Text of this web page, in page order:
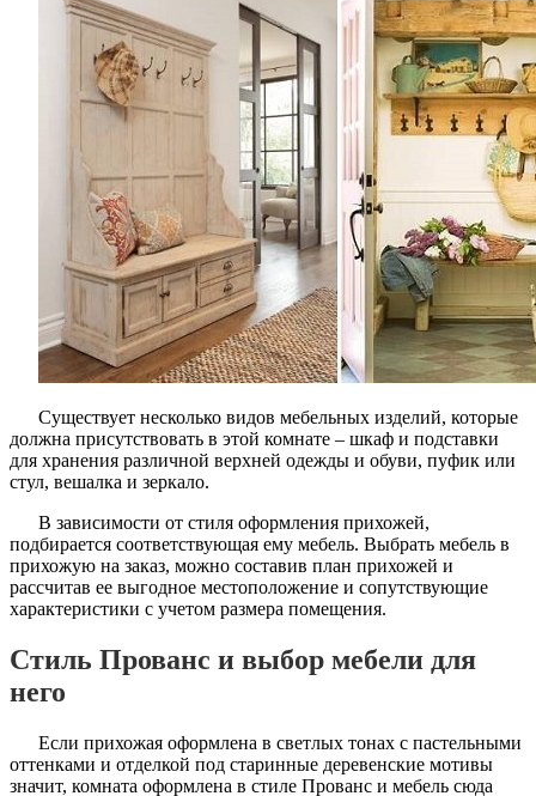
Существует несколько видов мебельных изделий, которые
должна присутствовать в этой комнате – шкаф и подставки
для хранения различной верхней одежды и обуви, пуфик или
стул, вешалка и зеркало.
В зависимости от стиля оформления прихожей,
подбирается соответствующая ему мебель. Выбрать мебель в
прихожую на заказ, можно составив план прихожей и
рассчитав ее выгодное местоположение и сопутствующие
характеристики с учетом размера помещения.
Стиль Прованс и выбор мебели для
него
Если прихожая оформлена в светлых тонах с пастельными
оттенками и отделкой под старинные деревенские мотивы
значит, комната оформлена в стиле Прованс и мебель сюда